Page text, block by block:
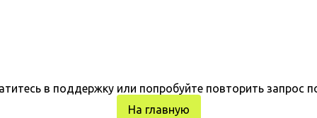
в поддержку или попробуйте повторить запрос
На главную